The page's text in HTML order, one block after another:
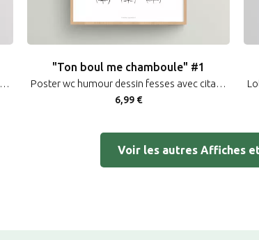
Affiche Love citation couple slogan amour street art design urbain
"Ton boul me chamboule" #1
Poster wc humour dessin fesses avec citation pour toilettes "Ton boul me chamboule"
6,99 €
Voir les autres Affiches